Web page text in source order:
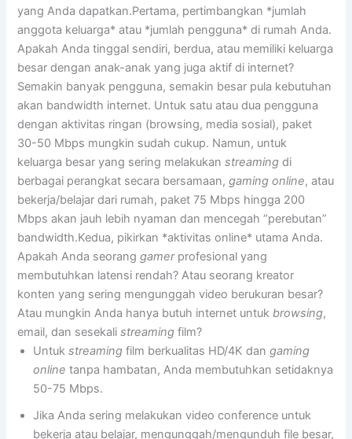
yang Anda dapatkan.Pertama, pertimbangkan *jumlah
anggota keluarga* atau *jumlah pengguna* di rumah Anda.
Apakah Anda tinggal sendiri, berdua, atau memiliki keluarga
besar dengan anak-anak yang juga aktif di internet?
Semakin banyak pengguna, semakin besar pula kebutuhan
akan bandwidth internet. Untuk satu atau dua pengguna
dengan aktivitas ringan (browsing, media sosial), paket
30-50 Mbps mungkin sudah cukup. Namun, untuk
keluarga besar yang sering melakukanstreaming di
berbagai perangkat secara bersamaan,gaming online, atau
bekerja/belajar dari rumah, paket 75 Mbps hingga 200
Mbps akan jauh lebih nyaman dan mencegah “perebutan”
bandwidth.Kedua, pikirkan *aktivitas online* utama Anda.
Apakah Anda seoranggamerprofesional yang
membutuhkan latensi rendah? Atau seorang kreator
konten yang sering mengunggah video berukuran besar?
Atau mungkin Anda hanya butuh internet untuk browsing,
email, dan sesekalistreaming film?
Untukstreaming film berkualitas HD/4K dangaming
online tanpa hambatan, Anda membutuhkan setidaknya
50-75 Mbps.
Jika Anda sering melakukan video conference untuk
bekerja atau belajar, mengunggah/mengunduh file besar,